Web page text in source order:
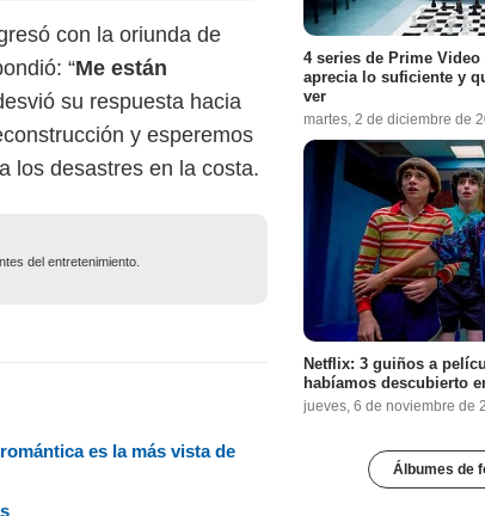
con la oriunda de
“Me están
su respuesta hacia
y esperemos
los desastres en la costa.
del entretenimiento.
es la más vista de
4 series de Prime
aprecia lo suficiente y
ver
martes, 2 de diciembre de
Netflix: 3 guiños a
habíamos descubierto
jueves, 6 de noviembre de
Álbumes de